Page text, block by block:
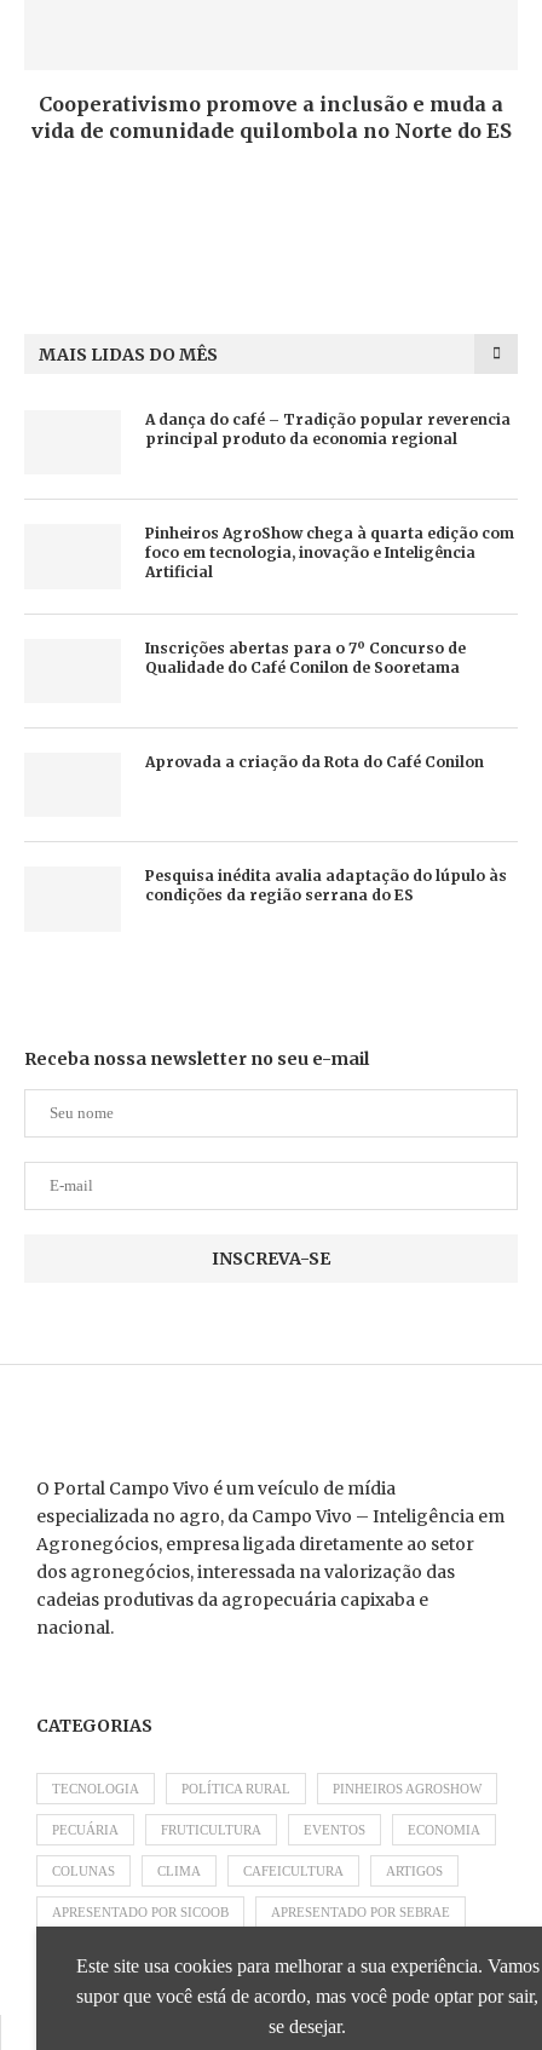
Cooperativismo promove a inclusão e muda a
vida de comunidade quilombola no Norte do ES
MAIS LIDAS DO MÊS
A dança do café – Tradição popular reverencia
principal produto da economia regional
Pinheiros AgroShow chega à quarta edição com
foco em tecnologia, inovação e Inteligência
Artificial
Inscrições abertas para o 7º Concurso de
Qualidade do Café Conilon de Sooretama
Aprovada a criação da Rota do Café Conilon
Pesquisa inédita avalia adaptação do lúpulo às
condições da região serrana do ES
Receba nossa newsletter no seu e-mail
O Portal Campo Vivo é um veículo de mídia
especializada no agro, da Campo Vivo – Inteligência em
Agronegócios, empresa ligada diretamente ao setor
dos agronegócios, interessada na valorização das
cadeias produtivas da agropecuária capixaba e
nacional.
CATEGORIAS
TECNOLOGIA POLÍTICA RURAL PINHEIROS AGROSHOW
PECUÁRIA FRUTICULTURA EVENTOS ECONOMIA
COLUNAS CLIMA CAFEICULTURA ARTIGOS
APRESENTADO POR SICOOB APRESENTADO POR SEBRAE
Este site usa cookies para melhorar a sua experiência. Vamos
supor que você está de acordo, mas você pode optar por sair,
se desejar.